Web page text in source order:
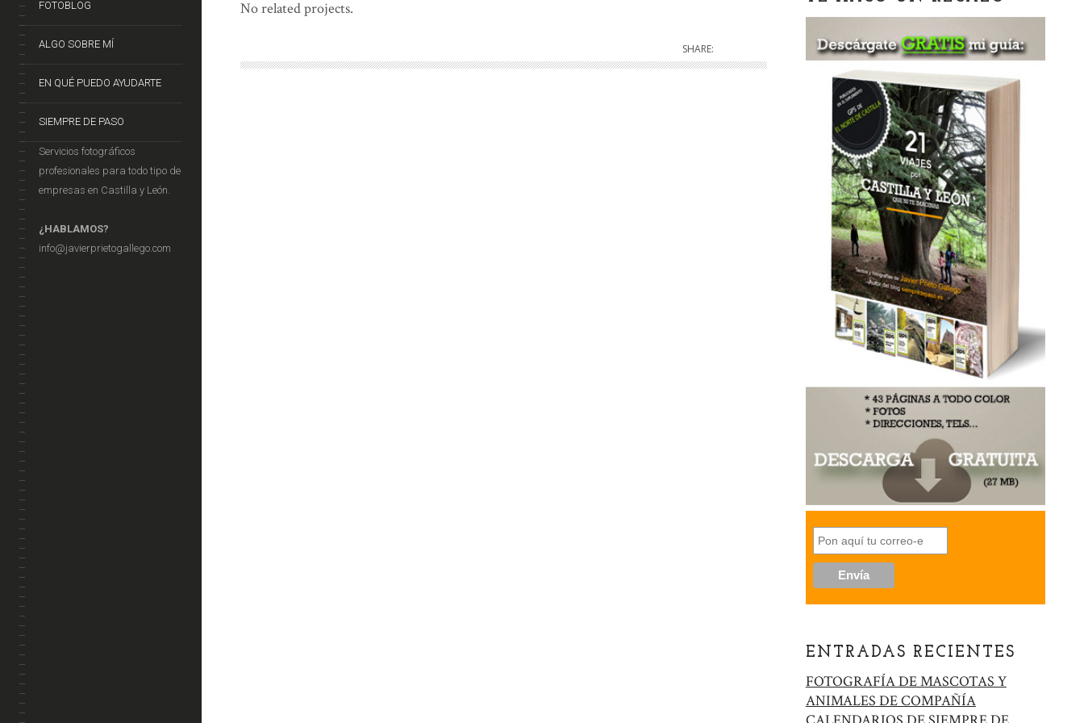
FOTOBLOG
ALGO SOBRE MÍ
EN QUÉ PUEDO AYUDARTE
SIEMPRE DE PASO
Servicios fotográficos
profesionales para todo tipo de
empresas en Castilla y León.
¿HABLAMOS?
info@javierprietogallego.com
No related projects.
SHARE:
ENTRADAS RECIENTES
FOTOGRAFÍA DE MASCOTAS Y
ANIMALES DE COMPAÑÍA